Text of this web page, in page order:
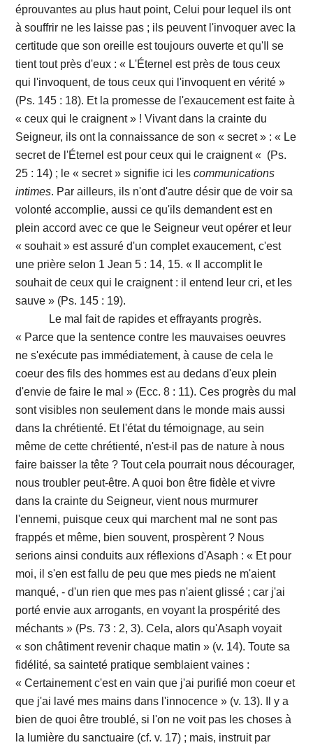
éprouvantes au plus haut point, Celui pour lequel ils ont
à souffrir ne les laisse pas ; ils peuvent l'invoquer avec la
certitude que son oreille est toujours ouverte et qu'Il se
tient tout près d'eux : « L'Éternel est près de tous ceux
qui l'invoquent, de tous ceux qui l'invoquent en vérité »
(Ps. 145 : 18). Et la promesse de l'exaucement est faite à
« ceux qui le craignent » ! Vivant dans la crainte du
Seigneur, ils ont la connaissance de son « secret » : « Le
secret de l'Éternel est pour ceux qui le craignent « (Ps.
25 : 14) ; le « secret » signifie ici lescommunications
intimes. Par ailleurs, ils n'ont d'autre désir que de voir sa
volonté accomplie, aussi ce qu'ils demandent est en
plein accord avec ce que le Seigneur veut opérer et leur
« souhait » est assuré d'un complet exaucement, c'est
une prière selon 1 Jean 5 : 14, 15. « Il accomplit le
souhait de ceux qui le craignent : il entend leur cri, et les
sauve » (Ps. 145 : 19).
Le mal fait de rapides et effrayants progrès.
« Parce que la sentence contre les mauvaises oeuvres
ne s'exécute pas immédiatement, à cause de cela le
coeur des fils des hommes est au dedans d'eux plein
d'envie de faire le mal » (Ecc. 8 : 11). Ces progrès du mal
sont visibles non seulement dans le monde mais aussi
dans la chrétienté. Et l'état du témoignage, au sein
même de cette chrétienté, n'est-il pas de nature à nous
faire baisser la tête ? Tout cela pourrait nous décourager,
nous troubler peut-être. A quoi bon être fidèle et vivre
dans la crainte du Seigneur, vient nous murmurer
l'ennemi, puisque ceux qui marchent mal ne sont pas
frappés et même, bien souvent, prospèrent ? Nous
serions ainsi conduits aux réflexions d'Asaph : « Et pour
moi, il s'en est fallu de peu que mes pieds ne m'aient
manqué, - d'un rien que mes pas n'aient glissé ; car j'ai
porté envie aux arrogants, en voyant la prospérité des
méchants » (Ps. 73 : 2, 3). Cela, alors qu'Asaph voyait
« son châtiment revenir chaque matin » (v. 14). Toute sa
fidélité, sa sainteté pratique semblaient vaines :
« Certainement c'est en vain que j'ai purifié mon coeur et
que j'ai lavé mes mains dans l'innocence » (v. 13). Il y a
bien de quoi être troublé, si l'on ne voit pas les choses à
la lumière du sanctuaire (cf. v. 17) ; mais, instruit par